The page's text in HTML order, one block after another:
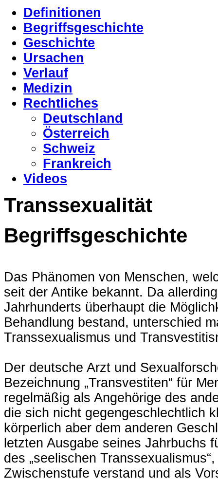
Definitionen
Begriffsgeschichte
Geschichte
Ursachen
Verlauf
Medizin
Rechtliches
Deutschland
Österreich
Schweiz
Frankreich
Videos
Transsexualität
Begriffsgeschichte
Das Phänomen von Menschen,
seit der Antike bekannt. Da
Jahrhunderts überhaupt die
Behandlung bestand, unterschied
Transsexualismus und
Der deutsche Arzt und
Bezeichnung „Transvestiten“ für
regelmäßig als Angehörige des
die sich nicht gegengeschlechtlich
körperlich aber dem anderen
letzten Ausgabe seines Jahrbuchs
des „seelischen
Zwischenstufe verstand und als